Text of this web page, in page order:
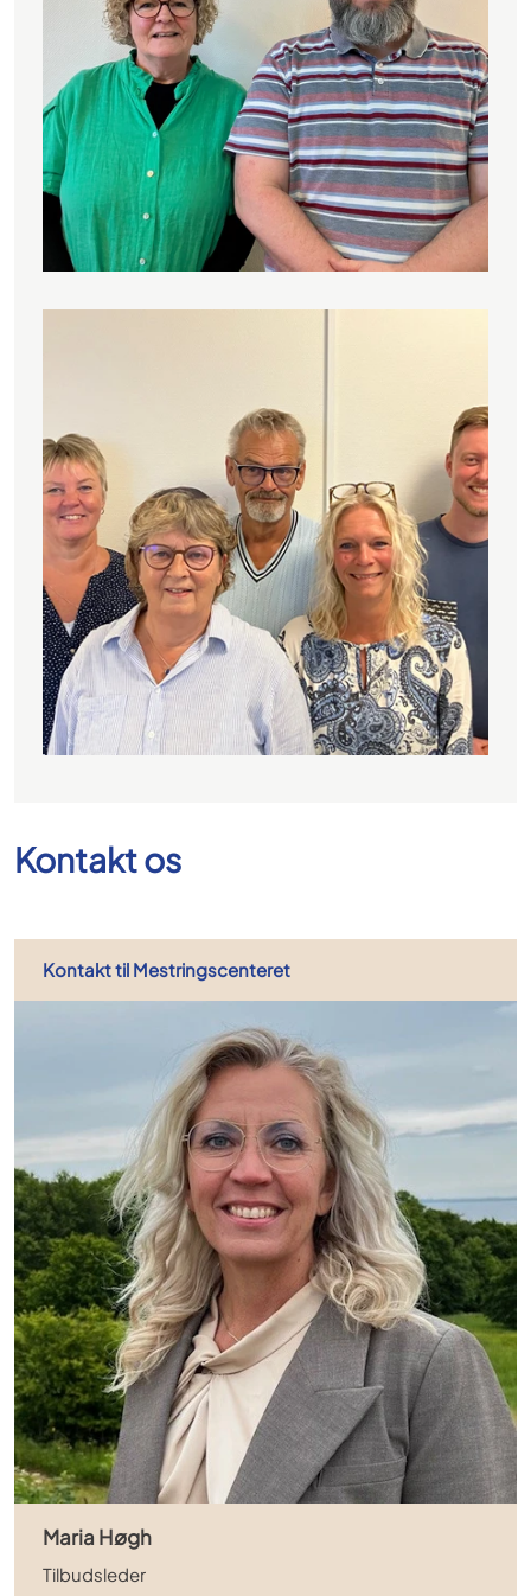
Kontakt os
Kontakt til Mestringscenteret
Maria Høgh
Tilbudsleder